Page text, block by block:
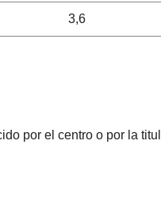
3,6
por el centro o por la